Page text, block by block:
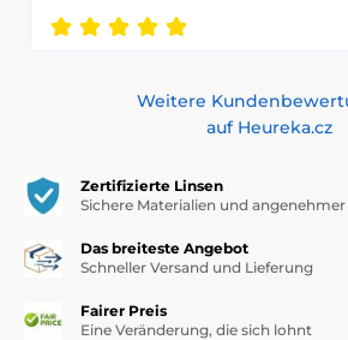
Weitere
auf Heureka.cz
Zertifizierte Linsen
Sichere Materialien und
Das breiteste Angebot
Schneller Versand und Lieferung
Fairer Preis
Eine Veränderung, die sich lohnt